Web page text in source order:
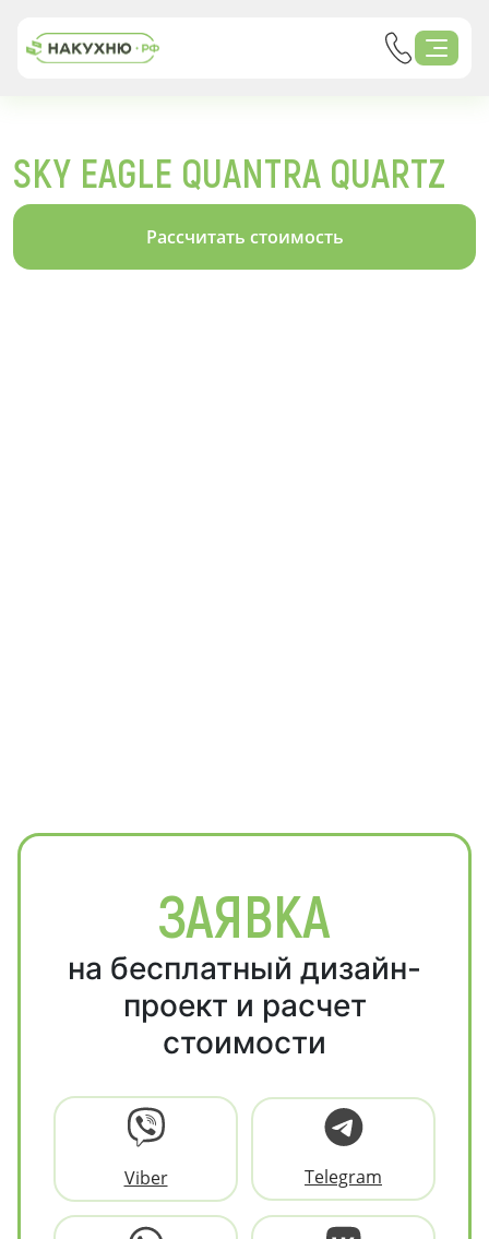
SKY EAGLE QUANTRA QUARTZ
Рассчитать стоимость
ЗАЯВКА
на бесплатный дизайн-
проект и расчет
стоимости
Viber Telegram